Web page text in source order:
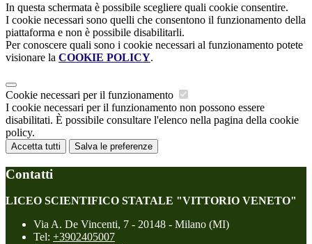
In questa schermata è possibile scegliere quali cookie consentire.
I cookie necessari sono quelli che consentono il funzionamento della
piattaforma e non è possibile disabilitarli.
Per conoscere quali sono i cookie necessari al funzionamento potete
visionare la COOKIE POLICY.
Cookie necessari per il funzionamento
I cookie necessari per il funzionamento non possono essere
disabilitati. È possibile consultare l'elenco nella pagina della cookie
policy.
Accetta tutti Salva le preferenze
Contatti
LICEO SCIENTIFICO STATALE "VITTORIO VENETO"
Via A. De Vincenti, 7 - 20148 - Milano (MI)
Tel: +3902405007